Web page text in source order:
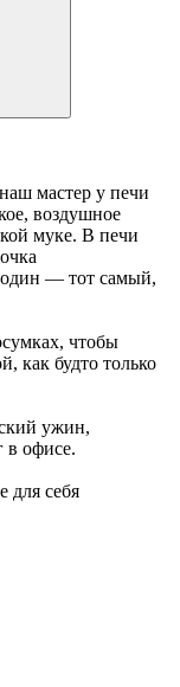
мастер у печи
воздушное
муке. В печи
один — тот самый,
чтобы
как будто только
ужин,
в офисе.
для себя